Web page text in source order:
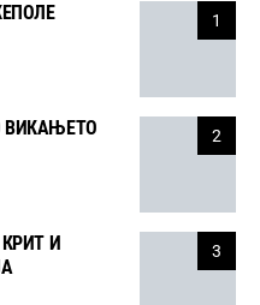
1
2
ВИКАЊЕТО
3
И